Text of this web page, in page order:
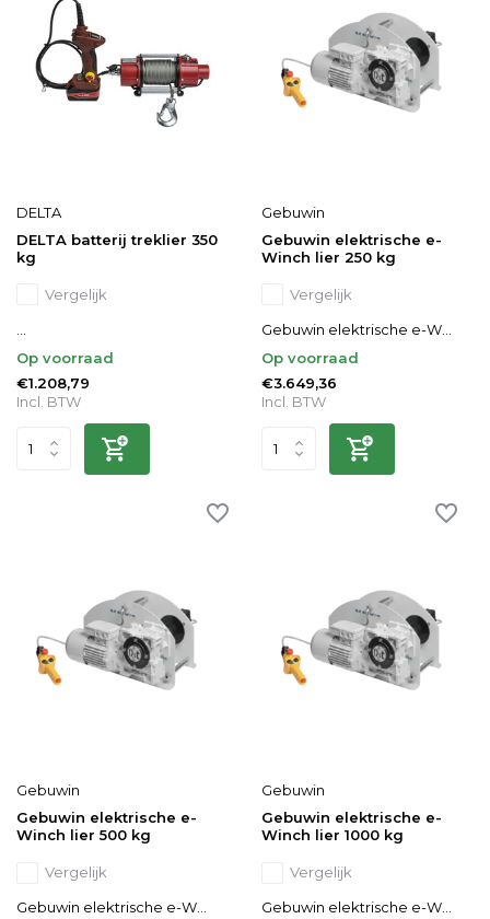
DELTA
DELTA batterij treklier 350
kg
Vergelijk
Op voorraad
€1.208,79
Incl. BTW
Gebuwin
Gebuwin elektrische e-
Winch lier 250 kg
Vergelijk
Gebuwin elektrische e-W...
Op voorraad
€3.649,36
Incl. BTW
Gebuwin
Gebuwin elektrische e-
Winch lier 500 kg
Vergelijk
Gebuwin elektrische e-W...
Gebuwin
Gebuwin elektrische e-
Winch lier 1000 kg
Vergelijk
Gebuwin elektrische e-W...